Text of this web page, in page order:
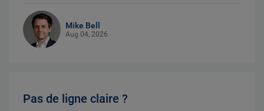
Mike Bell
Aug 04, 2026
Pas de ligne claire ?